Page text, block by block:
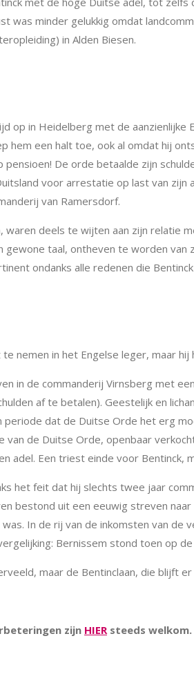
was minder gelukkig omdat
in Alden Biesen.
op in Heidelberg met de aanzienlijke
hem een halt toe, ook al omdat hij
De orde betaalde zijn
voor arrestatie op last van
van Ramersdorf.
deels te wijten aan zijn relatie
taal, ontheven te worden
ondanks alle redenen die Bentinck
nemen in het Engelse leger, maar
in de commanderij Virnsberg met
af te betalen). Geestelijk en
periode dat de Duitse Orde het erg
van de Duitse Orde, openbaar
adel. Een triest einde voor Bentinck,
het feit dat hij slechts twee jaar
bestond uit een eeuwig streven
In de rij van de inkomsten van de
Bernissem stond toen op
maar de Bentinclaan, die blijft er
zijn HIER steeds welkom.